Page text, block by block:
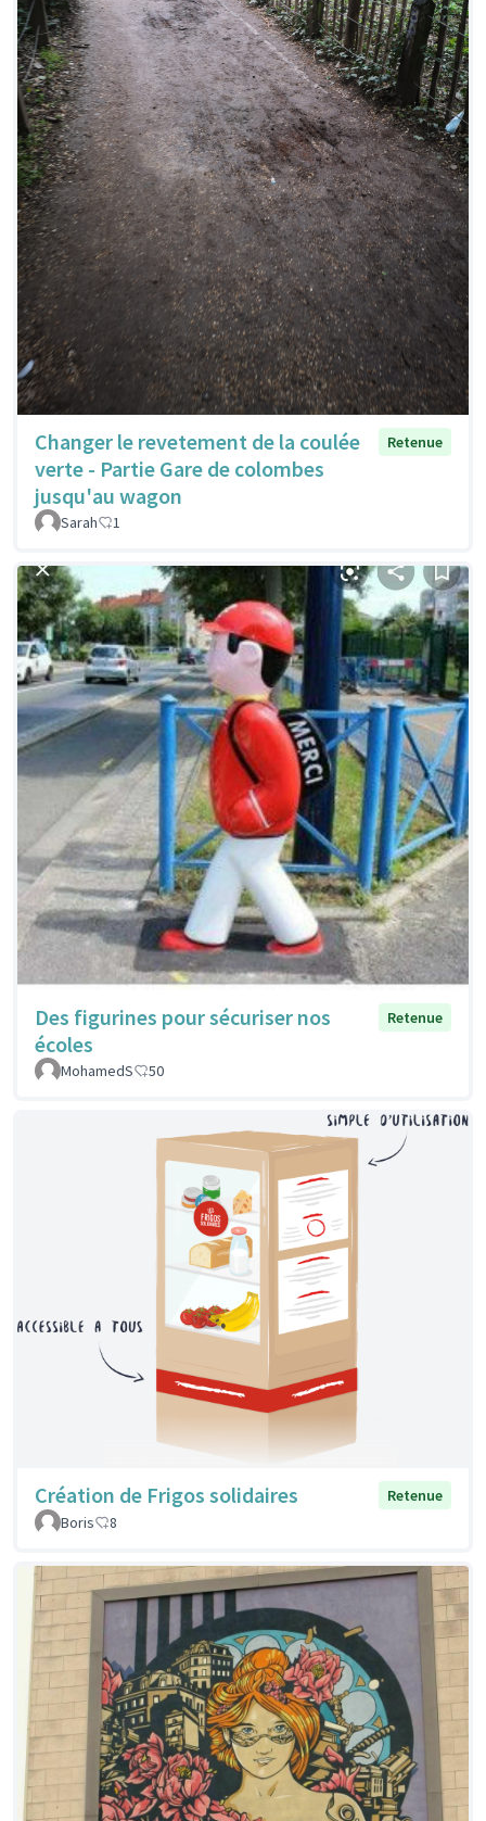
Changer le revetement de la coulée
verte - Partie Gare de colombes
jusqu'au wagon
Retenue
Sarah 1
Des figurines pour sécuriser nos
écoles
Retenue
MohamedS 50
Création de Frigos solidaires
Retenue
Boris
8